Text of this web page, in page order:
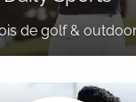
de golf &